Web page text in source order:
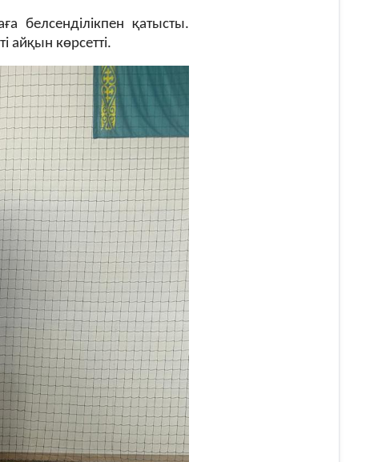
белсенділікпен қатысты.
айқын көрсетті.